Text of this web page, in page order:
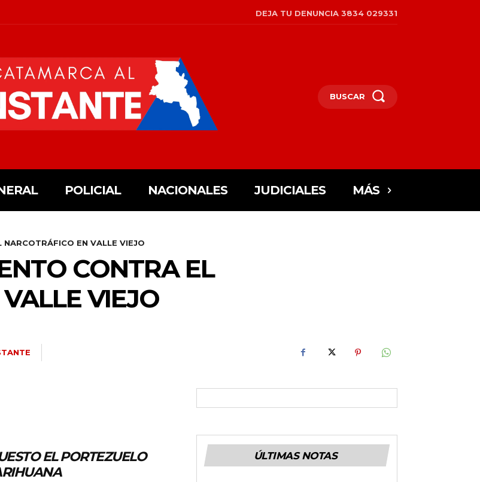
DEJA TU DENUNCIA 3834 029331
BUSCAR
POLICIAL NACIONALES JUDICIALES MÁS
EN VALLE VIEJO
CONTRA EL
VIEJO
EL PORTEZUELO
ÚLTIMAS NOTAS